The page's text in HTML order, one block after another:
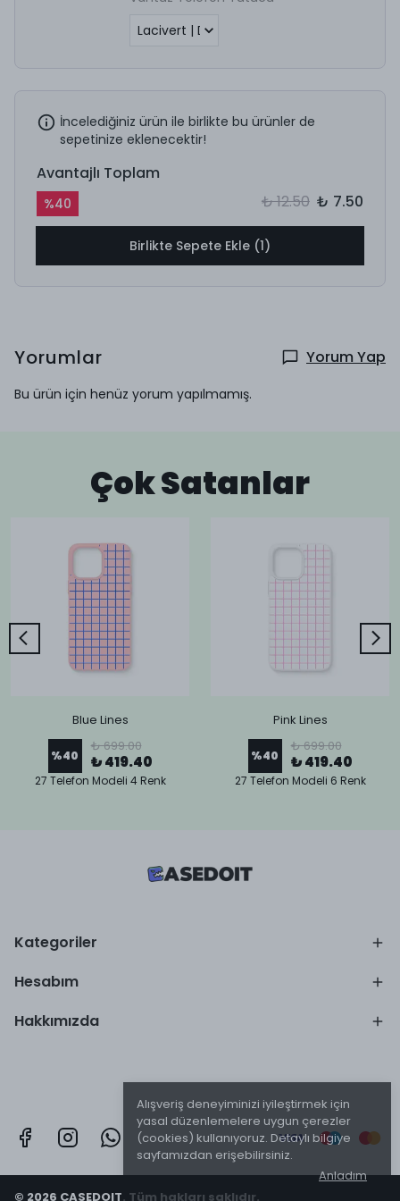
Alışveriş deneyiminizi iyileştirmek için
yasal düzenlemelere uygun çerezler
(cookies) kullanıyoruz. Detaylı bilgiye
sayfamızdan erişebilirsiniz.
Anladım
İncelediğiniz ürün ile birlikte bu ürünler de
sepetinize eklenecektir!
Avantajlı Toplam
%40 ₺ 12.50 ₺ 7.50
Birlikte Sepete Ekle (1)
Yorumlar Yorum Yap
Bu ürün için henüz yorum yapılmamış.
Çok Satanlar
Blue Lines
%40
₺ 699.00
₺ 419.40
27 Telefon Modeli 4 Renk
Pink Lines
%40
₺ 699.00
₺ 419.40
27 Telefon Modeli 6 Renk
Kategoriler
Hesabım
Hakkımızda
© 2026 CASEDOIT. Tüm hakları saklıdır.